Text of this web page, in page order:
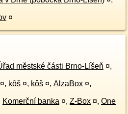
¤
městské části Brno-Líšeň ¤,
¤, kôš ¤, kôš ¤, AlzaBox ¤,
Komerční banka ¤, Z-Box ¤, One